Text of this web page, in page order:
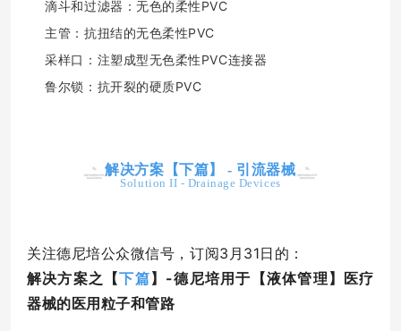
滴斗和过滤器：无色的柔性PVC
主管：抗扭结的无色柔性PVC
采样口：注塑成型无色柔性PVC连接器
鲁尔锁：抗开裂的硬质PVC
解决方案【下篇】 - 引流器械
Solution II - Drainage Devices
关注德尼培公众微信号，订阅3月31日的：
解决方案之【下篇】-德尼培用于【液体管理】医疗
器械的医用粒子和管路